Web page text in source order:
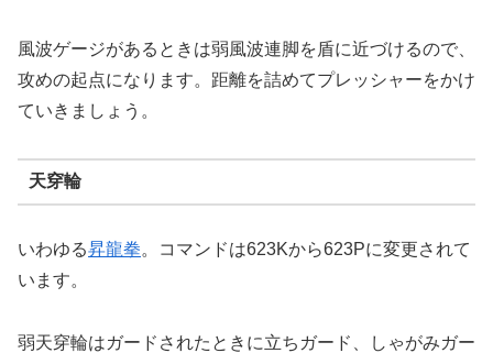
風波ゲージがあるときは弱風波連脚を盾に近づけるので、
攻めの起点になります。距離を詰めてプレッシャーをかけ
ていきましょう。
天穿輪
いわゆる昇龍拳。コマンドは623Kから623Pに変更されて
います。
弱天穿輪はガードされたときに立ちガード、しゃがみガー